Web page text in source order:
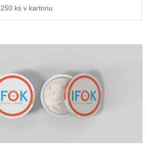
250 ks v kartonu